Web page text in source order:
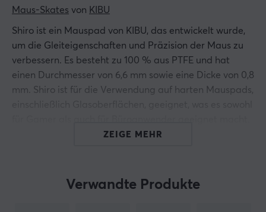
Maus-Skates von KIBU
Shiro ist ein Mauspad von KIBU, das entwickelt wurde,
um die Gleiteigenschaften und Präzision der Maus zu
verbessern. Es besteht zu 100 % aus PTFE und hat
einen Durchmesser von 6,6 mm sowie eine Dicke von 0,8
mm. Shiro ist für die Verwendung auf harten Mauspads,
gut funktioniert. Die hochleistungsfähige Allround-
ZEIGE MEHR
Verwandte Produkte